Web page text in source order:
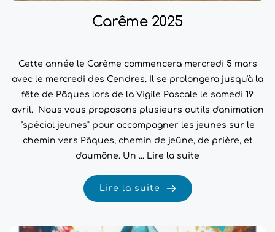
Carême 2025
Cette année le Carême commencera mercredi 5 mars
avec le mercredi des Cendres. Il se prolongera jusqu'à la
fête de Pâques lors de la Vigile Pascale le samedi 19
avril. Nous vous proposons plusieurs outils d'animation
"spécial jeunes" pour accompagner les jeunes sur le
chemin vers Pâques, chemin de jeûne, de prière, et
d'aumône. Un ... Lire la suite
Lire la suite